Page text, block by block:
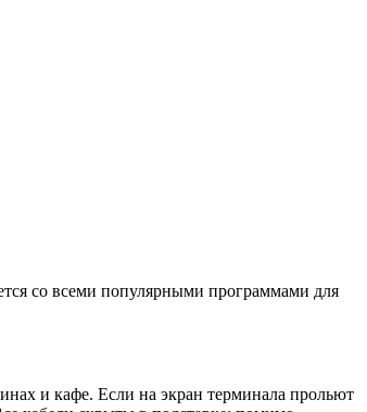
со всеми популярными программами для
и кафе. Если на экран терминала прольют